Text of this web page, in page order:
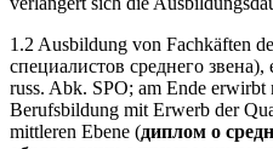
1.2 Ausbildung von Fachkäften
специалистов среднего
russ. Abk. SPO; am Ende
Berufsbildung mit Erwerb der
mittleren Ebene (диплом о